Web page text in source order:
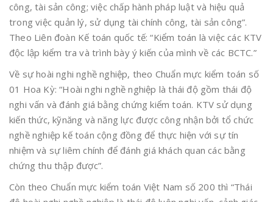
công, tài sản công; việc chấp hành pháp luật và hiệu quả
trong việc quản lý, sử dụng tài chính công, tài sản công”.
Theo Liên đoàn Kế toán quốc tế: “Kiểm toán là việc các KTV
độc lập kiểm tra và trình bày ý kiến của mình về các BCTC.”
Về sự hoài nghi nghề nghiệp, theo Chuẩn mực kiểm toán số
01 Hoa Kỳ: “Hoài nghi nghề nghiệp là thái độ gồm thái độ
nghi vấn và đánh giá bằng chứng kiểm toán. KTV sử dụng
kiến thức, kỹnăng và năng lực được công nhận bởi tổ chức
nghề nghiệp kế toán cộng đồng để thực hiện với sự tín
nhiệm và sự liêm chính để đánh giá khách quan các bằng
chứng thu thập được”.
Còn theo Chuẩn mực kiểm toán Việt Nam số 200 thì “Thái